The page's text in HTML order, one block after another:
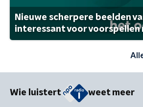
Nieuwe scherpere beelden
interessant voor
Wie luistert weet meer